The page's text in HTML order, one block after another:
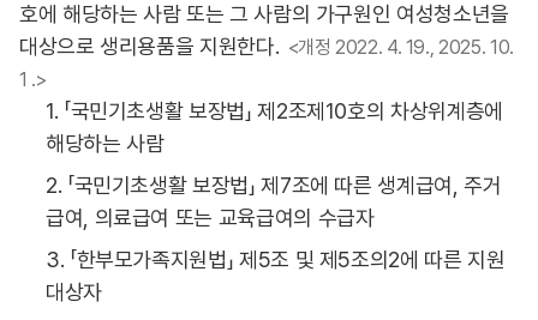
호에 해당하는 사람 또는 그 사람의 가구원인 여성청소년을
대상으로 생리용품을 지원한다. <개정 2022. 4. 19., 2025. 10.
1 .>
1. 「국민기초생활 보장법」 제2조제10호의 차상위계층에
해당하는 사람
2. 「국민기초생활 보장법」 제7조에 따른 생계급여, 주거
급여, 의료급여 또는 교육급여의 수급자
3. 「한부모가족지원법」 제5조 및 제5조의2에 따른 지원
대상자